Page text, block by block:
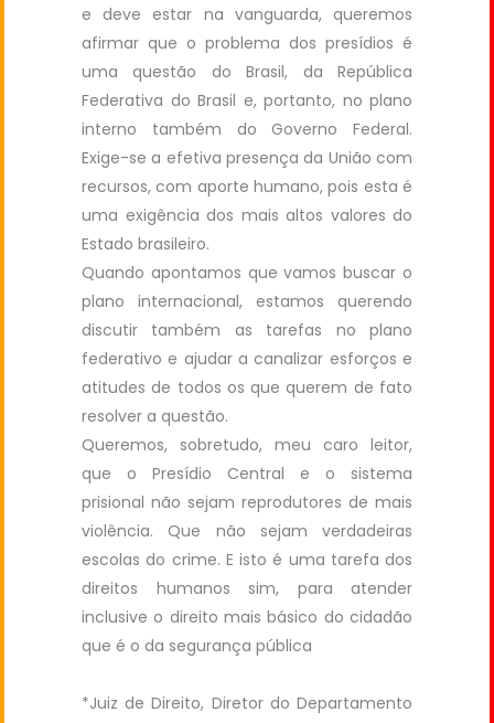
e deve estar na vanguarda, queremos
afirmar que o problema dos presídios é
uma questão do Brasil, da República
Federativa do Brasil e, portanto, no plano
interno também do Governo Federal.
Exige-se a efetiva presença da União com
recursos, com aporte humano, pois esta é
uma exigência dos mais altos valores do
Estado brasileiro.
Quando apontamos que vamos buscar o
plano internacional, estamos querendo
discutir também as tarefas no plano
federativo e ajudar a canalizar esforços e
atitudes de todos os que querem de fato
resolver a questão.
Queremos, sobretudo, meu caro leitor,
que o Presídio Central e o sistema
prisional não sejam reprodutores de mais
violência. Que não sejam verdadeiras
escolas do crime. E isto é uma tarefa dos
direitos humanos sim, para atender
inclusive o direito mais básico do cidadão
que é o da segurança pública
*Juiz de Direito, Diretor do Departamento